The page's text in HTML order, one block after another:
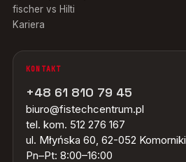
fischer vs Hilti
Kariera
KONTAKT
+48 61 810 79 45
biuro@fistechcentrum.pl
tel. kom. 512 276 167
ul. Młyńska 60, 62-052 Komorniki
Pn–Pt: 8:00–16:00